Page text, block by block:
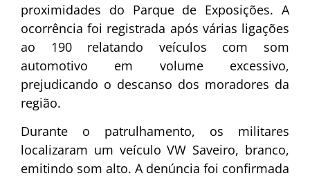
proximidades do Parque de Exposições. A
ocorrência foi registrada após várias ligações
ao 190 relatando veículos com som
automotivo em volume excessivo,
prejudicando o descanso dos moradores da
região.
Durante o patrulhamento, os militares
localizaram um veículo VW Saveiro, branco,
emitindo som alto. A denúncia foi confirmada